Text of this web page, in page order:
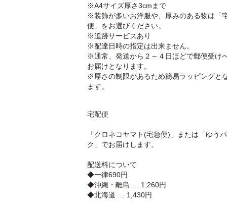
※A4サイズ厚さ3cmまで
※装飾が多いお洋服や、厚みのある物は「
便」をお選びください。
※追跡サービスあり
※配達日時の指定は出来ません。
※通常、発送から２～４日ほどで郵便受け
お届けとなります。
※厚さの制限があるため簡易ラッピングと
ます。
宅配便
「クロネコヤマト(宅急便)」または「ゆう
ク」でお届けします。
配送料について
◆一律690円
◆沖縄・離島 … 1,260円
◆北海道 … 1,430円